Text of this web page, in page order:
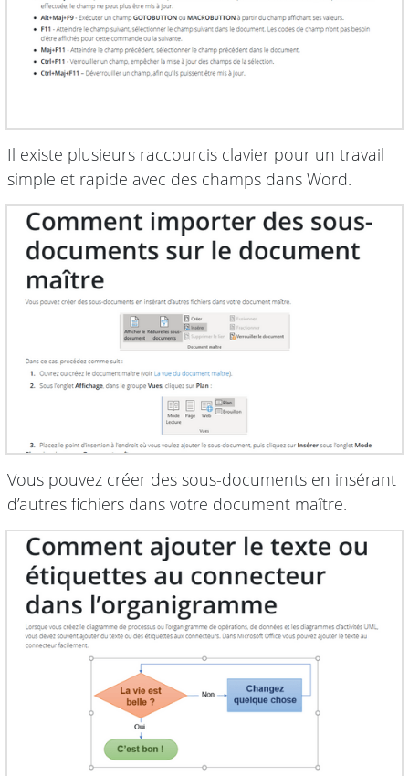
Il existe plusieurs raccourcis clavier pour un travail
simple et rapide avec des champs dans Word.
Vous pouvez créer des sous-documents en insérant
d’autres fichiers dans votre document maître.